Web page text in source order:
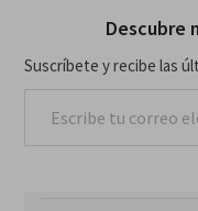
Descubre
Suscríbete y recibe las